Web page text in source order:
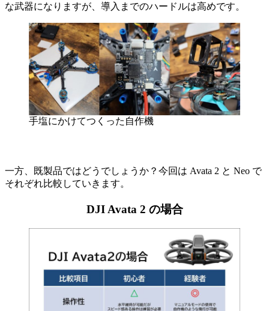
な武器になりますが、導入までのハードルは高めです。
手塩にかけてつくった自作機
一方、既製品ではどうでしょうか？今回は Avata 2 と Neo で
それぞれ比較していきます。
DJI Avata 2 の場合